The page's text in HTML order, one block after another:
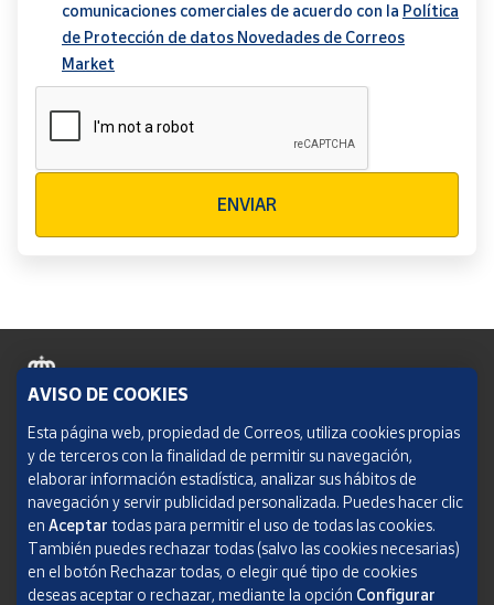
comunicaciones comerciales de acuerdo con la Política
de Protección de datos Novedades de Correos
Market
ENVIAR
Política de cookies
Aviso legal
Condiciones del servicio
Política de Privacidad Web
AVISO DE COOKIES
Esta página web, propiedad de Correos, utiliza cookies propias
y de terceros con la finalidad de permitir su navegación,
elaborar información estadística, analizar sus hábitos de
navegación y servir publicidad personalizada. Puedes hacer clic
en Aceptar todas para permitir el uso de todas las cookies.
También puedes rechazar todas (salvo las cookies necesarias)
en el botón Rechazar todas, o elegir qué tipo de cookies
deseas aceptar o rechazar, mediante la opción Configurar